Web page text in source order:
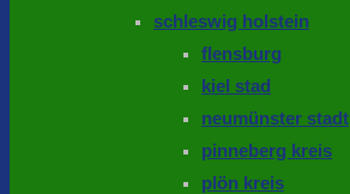
schleswig holstein
flensburg
kiel stad
neumünster stadt
pinneberg kreis
plön kreis